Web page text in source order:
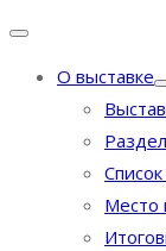
О выставке
Место